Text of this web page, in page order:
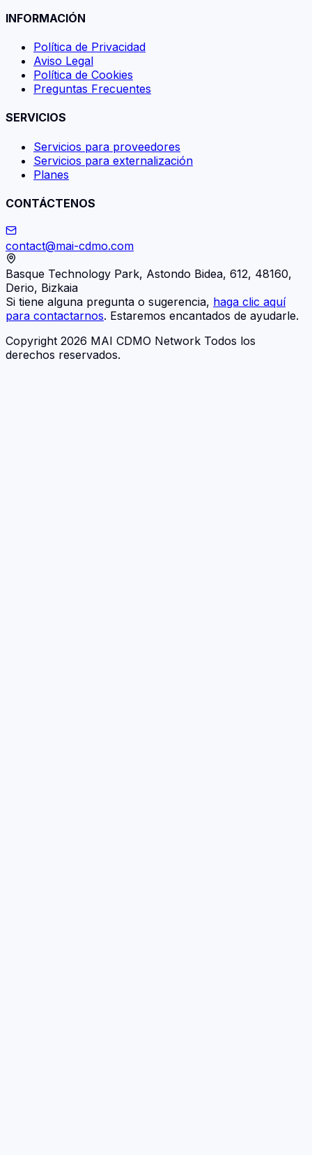
INFORMACIÓN
Política de Privacidad
Aviso Legal
Política de Cookies
Preguntas Frecuentes
SERVICIOS
Servicios para proveedores
Servicios para externalización
Planes
CONTÁCTENOS
contact@mai-cdmo.com
Basque Technology Park, Astondo Bidea, 612, 48160,
Derio, Bizkaia
Si tiene alguna pregunta o sugerencia, haga clic aquí
para contactarnos. Estaremos encantados de ayudarle.
Copyright 2026 MAI CDMO Network Todos los
derechos reservados.